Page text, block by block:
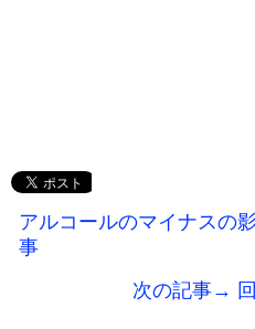
アルコールのマイナスの
事
次の記事→